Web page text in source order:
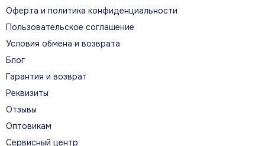
Оферта и политика конфиденциальности
Пользовательское соглашение
Условия обмена и возврата
Блог
Гарантия и возврат
Реквизиты
Отзывы
Оптовикам
Сервисный центр